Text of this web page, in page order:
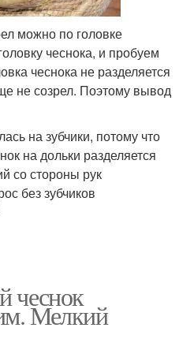
можно по головке
чеснока, и пробуем
чеснока не разделяется
не созрел. Поэтому вывод
на зубчики, потому что
на дольки разделяется
со стороны рук
без зубчиков
чеснок
Мелкий